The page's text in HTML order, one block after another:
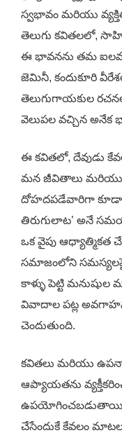
స్వభావం మరియు
తెలుగు కవితలలో,
ఈ భావనను తమ
జెమినీ, కందుకూరి
తెలుగుగాయకుల
వెలుపల వచ్చిన
ఈ కవితలో, దేవుడు
మన జీవితాలు మరియు
దోహదపడేవారిగా కూడా
తిరుగులాట’ అనే
ఒక వైపు ఆధ్యాత్మికత చే
సమాజంలోని సమస్యలపై
కాళ్ళు పెట్టి
వివాదాల పట్ల అవగాహన
చెందుతుంది.
కవితలు మరియు
ఆప్యాయతను
ఉపయోగించబడుతాయి.
చేసేందుకే కేవలం